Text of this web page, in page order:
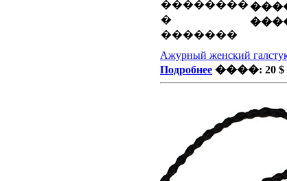
Ажурный женский
Подробнее ����: 20 $